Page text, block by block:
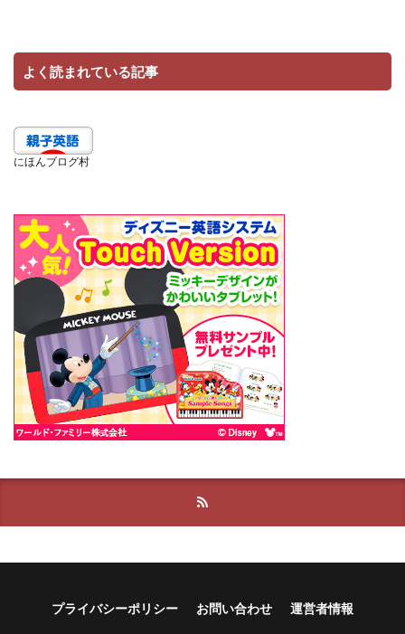
よく読まれている記事
にほんブログ村
プライバシーポリシー お問い合わせ 運営者情報